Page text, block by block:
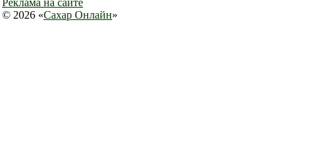
Реклама на сайте
© 2026 «Сахар Онлайн»